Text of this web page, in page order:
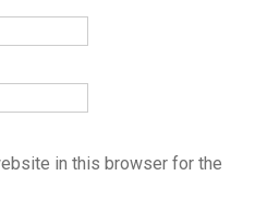
in this browser for the